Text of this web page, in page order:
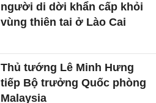
người di dời khẩn cấp khỏi
vùng thiên tai ở Lào Cai
Thủ tướng Lê Minh Hưng
tiếp Bộ trưởng Quốc phòng
Malaysia